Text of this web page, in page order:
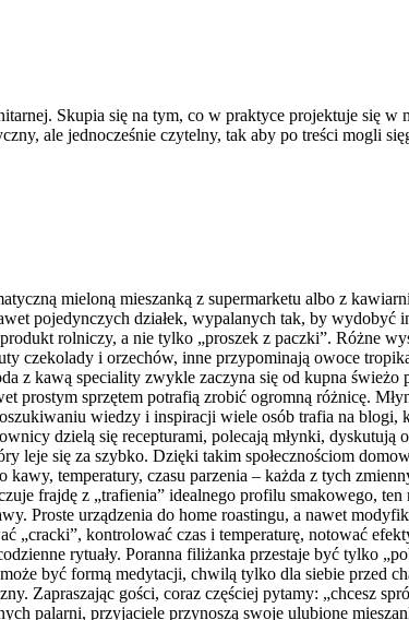
Skupia się na tym, co w praktyce projektuje się w
ale jednocześnie czytelny, tak aby po treści mogli
mieloną mieszanką z supermarketu albo z
pojedynczych działek, wypalanych tak, by wydobyć
rolniczy, a nie tylko „proszek z paczki”. Różne
czekolady i orzechów, inne przypominają owoce
z kawą speciality zwykle zaczyna się od kupna świeżo
prostym sprzętem potrafią zrobić ogromną różnicę.
wiedzy i inspiracji wiele osób trafia na blogi,
dzielą się recepturami, polecają młynki,
leje się za szybko. Dzięki takim społecznościom
temperatury, czasu parzenia – każda z tych
frajdę z „trafienia” idealnego profilu smakowego,
Proste urządzenia do home roastingu, a nawet
kontrolować czas i temperaturę, notować
rytuały. Poranna filiżanka przestaje być tylko
być formą medytacji, chwilą tylko dla siebie przed
Zapraszając gości, coraz częściej pytamy: „chcesz
palarni, przyjaciele przynoszą swoje ulubione